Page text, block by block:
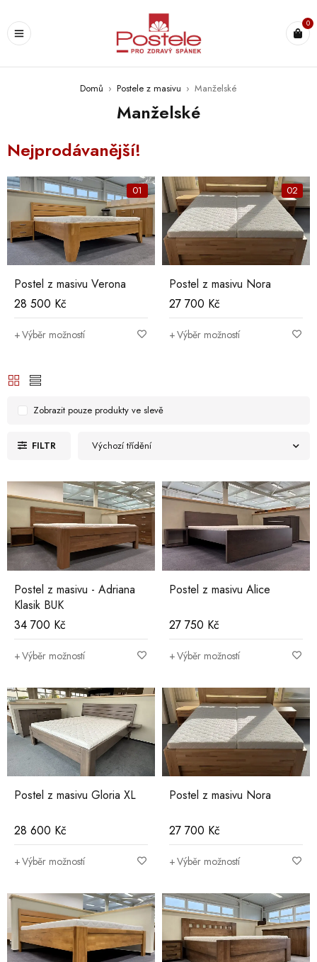
0
Domů › Postele z masivu › Manželské
Manželské
Nejprodávanější!
01
Postel z masivu Verona
28 500 Kč
Výběr možností
02
Postel z masivu Nora
27 700 Kč
Výběr možností
FILTR Výchozí třídění
Zobrazit pouze produkty ve slevě
Postel z masivu - Adriana
Klasik BUK
34 700 Kč
Výběr možností
Postel z masivu Alice
27 750 Kč
Výběr možností
Postel z masivu Gloria XL
28 600 Kč
Výběr možností
Postel z masivu Nora
27 700 Kč
Výběr možností